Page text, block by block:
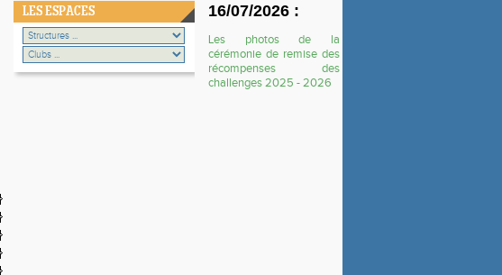
LES ESPACES 16/07/2026 :
Les photos de la
cérémonie de remise des
récompenses des
challenges 2025 - 2026